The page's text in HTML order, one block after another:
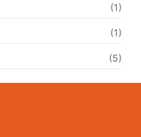
(1)
(1)
(5)